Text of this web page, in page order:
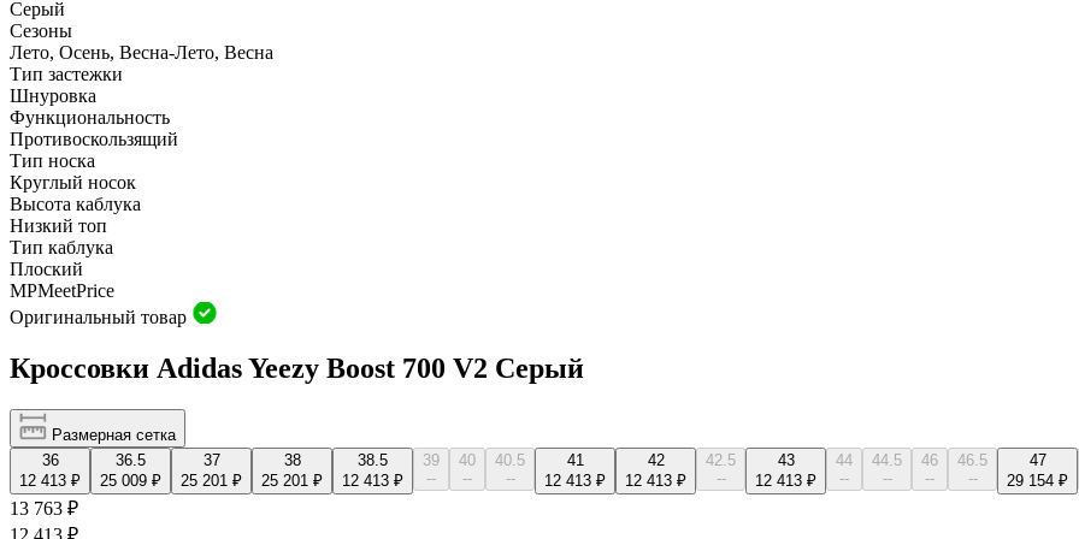
Серый
Сезоны
Лето, Осень, Весна-Лето, Весна
Тип застежки
Шнуровка
Функциональность
Противоскользящий
Тип носка
Круглый носок
Высота каблука
Низкий топ
Тип каблука
Плоский
MPMeetPrice
Оригинальный товар
Кроссовки Adidas Yeezy Boost 700 V2 Серый
Размерная сетка
36
12 413 ₽
36.5
25 009 ₽
37
25 201 ₽
38
25 201 ₽
38.5
12 413 ₽
39
--
40
--
40.5
--
41
12 413 ₽
42
12 413 ₽
42.5
--
43
12 413 ₽
44
--
44.5
--
46
--
46.5
--
47
29 154 ₽
13 763 ₽
12 413 ₽